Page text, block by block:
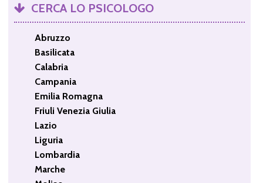
CERCA LO PSICOLOGO
Abruzzo
Basilicata
Calabria
Campania
Emilia Romagna
Friuli Venezia Giulia
Lazio
Liguria
Lombardia
Marche